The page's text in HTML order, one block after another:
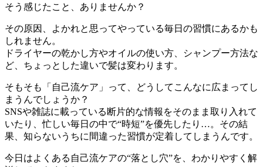
そう感じたこと、ありませんか？
その原因、よかれと思ってやっている毎日の習慣にあるかも
しれません。
ドライヤーの乾かし方やオイルの使い方、シャンプー方法な
ど、ちょっとした違いで髪は変わります。
そもそも「自己流ケア」って、どうしてこんなに広まってし
まうんでしょうか？
SNSや雑誌に載っている断片的な情報をそのまま取り入れて
いたり、忙しい毎日の中で“時短”を優先したり…。その結
果、知らないうちに間違った習慣が定着してしまうんです。
今日はよくある自己流ケアの“落とし穴”を、わかりやすく解